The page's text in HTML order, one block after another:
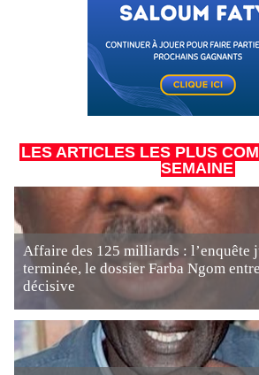
LES ARTICLES LES PLUS
SEMAINE
Affaire des 125 milliards : l’enquête
terminée, le dossier Farba Ngom
décisive